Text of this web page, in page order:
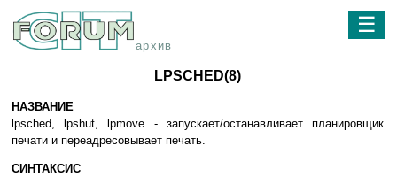
архив
☰
LPSCHED(8)
НАЗВАНИЕ
lpsched, lpshut, lpmove - запускает/останавливает планировщик
печати и переадресовывает печать.
СИНТАКСИС